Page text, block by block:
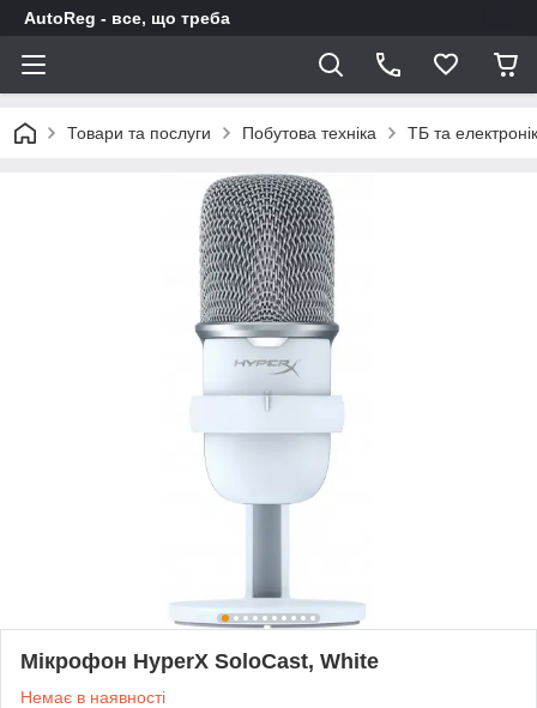
AutoReg - все, що треба
Товари та послуги Побутова техніка ТБ та
Мікрофон HyperX SoloCast, White
Немає в наявності